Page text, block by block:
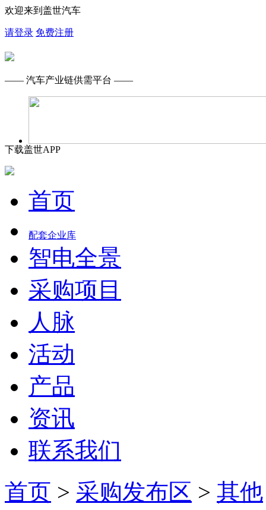
欢迎来到盖世汽车
请登录 免费注册
—— 汽车产业链供需平台 ——
下载盖世APP
首页
配套企业库
智电全景
采购项目
人脉
活动
产品
资讯
联系我们
首页 > 采购发布区 > 其他